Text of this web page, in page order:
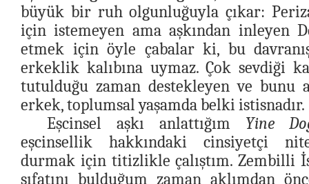
büyük bir ruh olgunluğuyla çıkar:
için istemeyen ama aşkından inleyen
etmek için öyle çabalar ki, bu
erkeklik kalıbına uymaz. Çok sevdiği
tutulduğu zaman destekleyen ve bunu
erkek, toplumsal yaşamda belki istisnadır.
Eşcinsel aşkı anlattığım Yine
eşcinsellik hakkındaki cinsiyetçi
durmak için titizlikle çalıştım. Zembilli
sıfatını bulduğum zaman aklımdan